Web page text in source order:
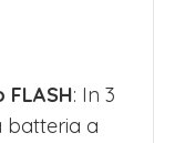
: In 3
batteria a